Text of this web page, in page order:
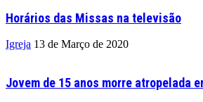
Horários das Missas na televisão
Igreja 13 de Março de 2020
Jovem de 15 anos morre atropelada